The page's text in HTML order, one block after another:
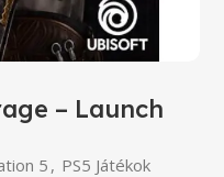
– Launch
5, PS5 Játékok